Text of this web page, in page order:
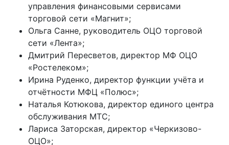
управления финансовыми сервисами
торговой сети «Магнит»;
Ольга Санне, руководитель ОЦО торговой
сети «Лента»;
Дмитрий Пересветов, директор МФ ОЦО
«Ростелеком»;
Ирина Руденко, директор функции учёта и
отчётности МФЦ «Полюс»;
Наталья Котюкова, директор единого центра
обслуживания МТС;
Лариса Заторская, директор «Черкизово-
ОЦО»;